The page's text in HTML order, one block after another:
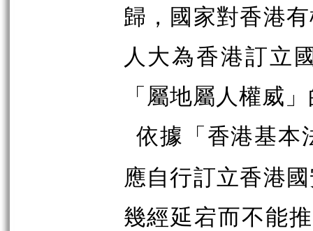
歸，國家對香港
人大為香港訂立
「屬地屬人權威
依據「香港基本
應自行訂立香港
幾經延宕而不能